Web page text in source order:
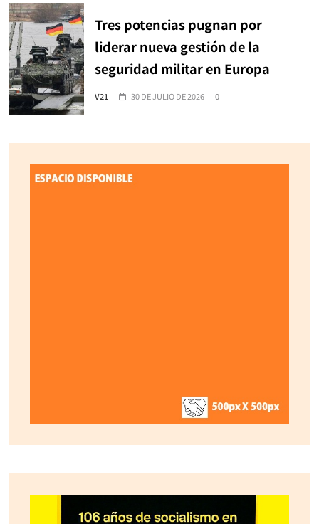
Tres potencias pugnan por
liderar nueva gestión de la
seguridad militar en Europa
V21 30 DE JULIO DE 2026 0